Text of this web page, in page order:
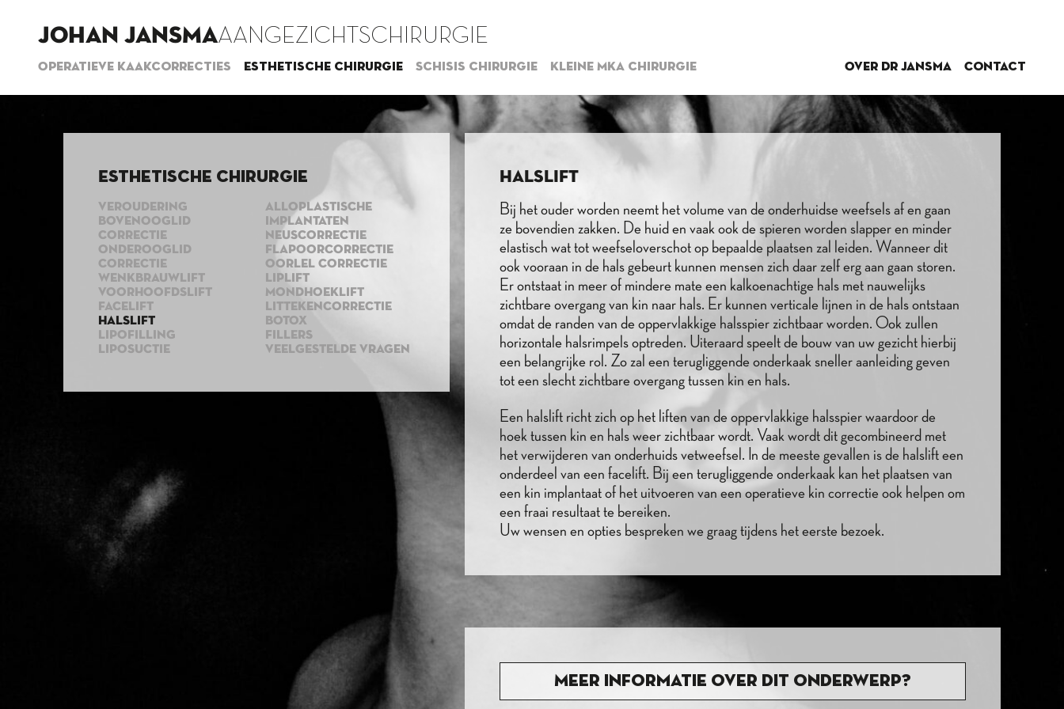
JOHAN JANSMAAANGEZICHTSCHIRURGIE
Operatieve kaakcorrecties Esthetische chirurgie Schisis chirurgie Kleine MKA chirurgie Over dr Jansma Contact
Esthetische chirurgie
VEROUDERING
BOVENOOGLID
CORRECTIE
ONDEROOGLID
CORRECTIE
WENKBRAUWLIFT
VOORHOOFDSLIFT
FACELIFT
HALSLIFT
LIPOFILLING
LIPOSUCTIE
ALLOPLASTISCHE
IMPLANTATEN
NEUSCORRECTIE
FLAPOORCORRECTIE
OORLEL CORRECTIE
LIPLIFT
MONDHOEKLIFT
LITTEKENCORRECTIE
BOTOX
FILLERS
VEELGESTELDE VRAGEN
HALSLIFT
Bij het ouder worden neemt het volume van de onderhuidse weefsels af en gaan
ze bovendien zakken. De huid en vaak ook de spieren worden slapper en minder
elastisch wat tot weefseloverschot op bepaalde plaatsen zal leiden. Wanneer dit
ook vooraan in de hals gebeurt kunnen mensen zich daar zelf erg aan gaan storen.
Er ontstaat in meer of mindere mate een kalkoenachtige hals met nauwelijks
zichtbare overgang van kin naar hals. Er kunnen verticale lijnen in de hals ontstaan
omdat de randen van de oppervlakkige halsspier zichtbaar worden. Ook zullen
horizontale halsrimpels optreden. Uiteraard speelt de bouw van uw gezicht hierbij
een belangrijke rol. Zo zal een terugliggende onderkaak sneller aanleiding geven
tot een slecht zichtbare overgang tussen kin en hals.
Een halslift richt zich op het liften van de oppervlakkige halsspier waardoor de
hoek tussen kin en hals weer zichtbaar wordt. Vaak wordt dit gecombineerd met
het verwijderen van onderhuids vetweefsel. In de meeste gevallen is de halslift een
onderdeel van een facelift. Bij een terugliggende onderkaak kan het plaatsen van
een kin implantaat of het uitvoeren van een operatieve kin correctie ook helpen om
een fraai resultaat te bereiken.
Uw wensen en opties bespreken we graag tijdens het eerste bezoek.
Meer informatie over dit onderwerp?